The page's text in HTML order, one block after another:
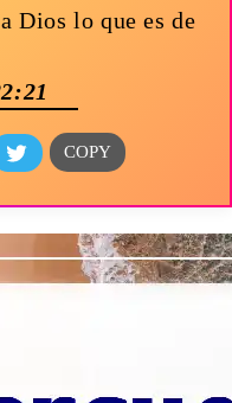
Dios lo que es de